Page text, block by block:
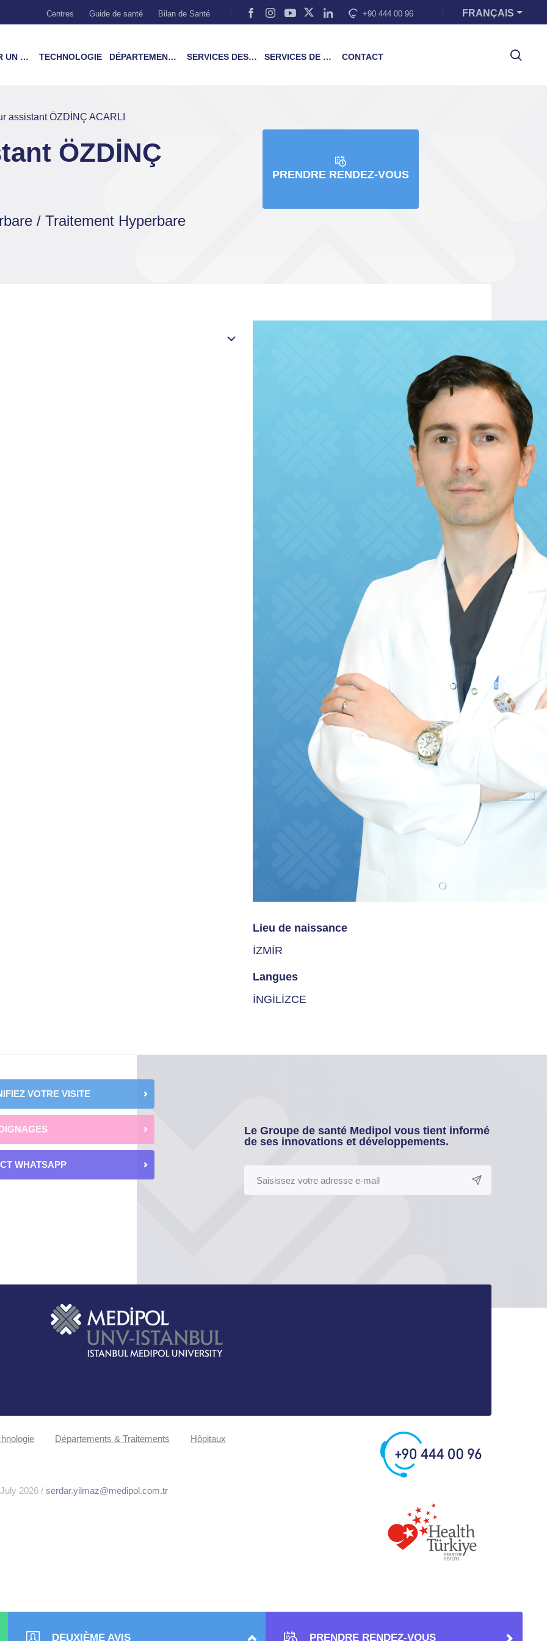
Centres Guide de santé Bilan de Santé +90 444 00 96 FRANÇAIS
TECHNOLOGIE DÉPARTEMENTS & TRAITEMENTS SERVICES DES PATIENTS SERVICES DE FORMATION CONTACT
assistant ÖZDİNÇ ACARLI
ÖZDİNÇ
/ Traitement Hyperbare
PRENDRE RENDEZ-VOUS
Lieu de naissance
İZMİR
Langues
İNGİLİZCE
VOTRE VISITE
WHATSAPP
Le Groupe de santé Medipol vous tient informé
de ses innovations et développements.
Départements & Traitements
Hôpitaux
2026 / serdar.yilmaz@medipol.com.tr
DEUXIÈME AVIS PRENDRE RENDEZ-VOUS